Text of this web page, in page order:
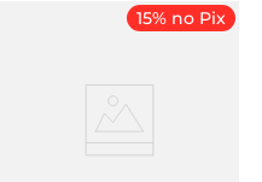
15% no Pix